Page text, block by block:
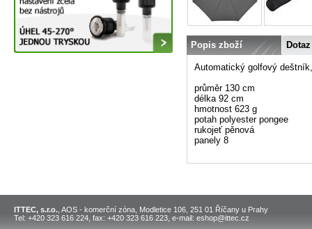
Popis zboží
Automatický golfový
průměr 130 cm
délka 92 cm
hmotnost 623 g
potah polyester pongee
rukojeť pěnová
panely 8
ITTEC, s.r.o. , AOS - komerční zóna, Modletice 106, 251 01 Říčany u Prahy
Tel: +420 323 616 224, fax: +420 323 616 223, e-mail: eshop@ittec.cz